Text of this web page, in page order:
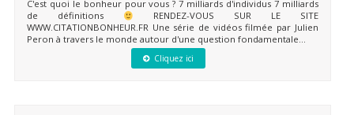
C'est quoi le bonheur pour vous ? 7 milliards d'individus 7 milliards
de définitions
RENDEZ-VOUS SUR LE SITE
WWW.CITATIONBONHEUR.FR Une série de vidéos filmée par Julien
Peron à travers le monde autour d'une question fondamentale...
Cliquez ici